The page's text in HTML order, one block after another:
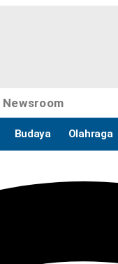
Newsroom
Budaya Olahraga